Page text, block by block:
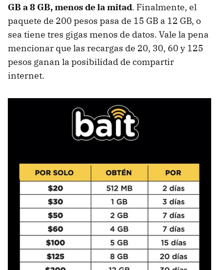
GB a 8 GB, menos de la mitad. Finalmente, el
paquete de 200 pesos pasa de 15 GB a 12 GB, o
sea tiene tres gigas menos de datos. Vale la pena
mencionar que las recargas de 20, 30, 60 y 125
pesos ganan la posibilidad de compartir
internet.